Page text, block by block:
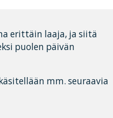
erittäin laaja, ja siitä
puolen päivän
mm. seuraavia